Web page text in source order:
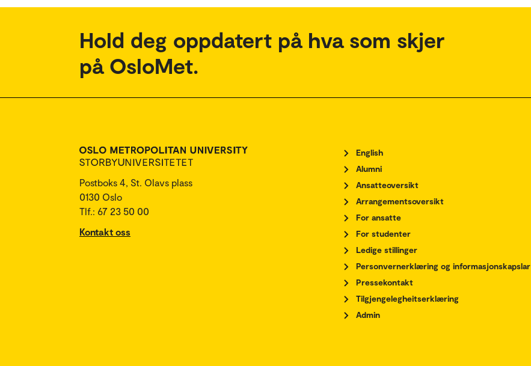
Hold deg oppdatert på hva som skjer
på OsloMet.
Postboks 4, St. Olavs plass
0130 Oslo
Tlf.: 67 23 50 00
Kontakt oss
English
Alumni
Ansatteoversikt
Arrangementsoversikt
For ansatte
For studenter
Ledige stillinger
Personvernerklæring og informasjonskapslar
Pressekontakt
Tilgjengelegheitserklæring
Admin